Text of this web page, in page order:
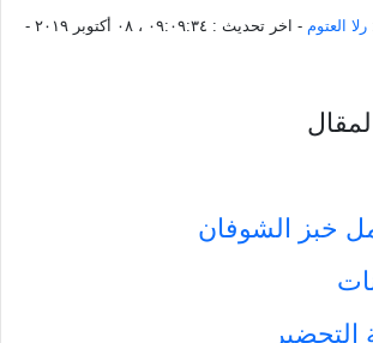
رلا العتوم - اخر تحديث : ٠٩:٠٩:٣٤ ، ٠٨ أكتوبر ٢٠١٩
-
خبز الشوفان
التحضير